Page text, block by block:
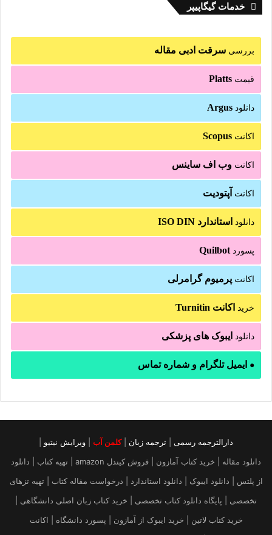
خدمات گیگاپیپر
بررسی سرقت ادبی مقاله
قیمت Platts
دانلود Argus
اکانت Scopus
اکانت وب اف ساینس
اکانت آپتودیت
دانلود استاندارد ISO DIN
پسوردQuilbot
اکانت پرمیوم گرامرلی
خرید اکانت Turnitin
دانلود ایبوک های پزشکی
● ایمیل تلگرام و شماره تماس
دارالترجمه رسمی ترجمه زبان |کلمن آب ویرایش نیتیو
دانلود مقاله | خرید کتاب آمازون | فروش کیندل amazon | تهیه کتاب | دانلود
از پلتس | دانلود ایبوک | دانلود استاندارد | درخواست مقاله کتاب | تهیه تزهای
تخصصی | پایگاه دانلود کتاب تخصصی | خرید کتاب زبان اصلی دانشگاهی |
خرید کتاب لاتین | خرید ایبوک از آمازون | پسورد دانشگاه | اکانت